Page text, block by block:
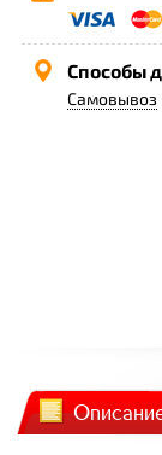
Способы
Самовывоз